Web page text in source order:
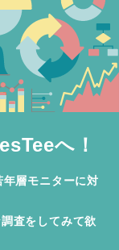
へ！
層モニターに対
査をしてみて欲